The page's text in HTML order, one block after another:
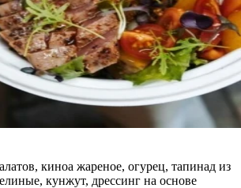
киноа жареное, огурец, тапинад из
кунжут, дрессинг на основе